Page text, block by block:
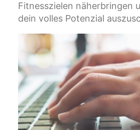
Fitnesszielen näherbringen
dein volles Potenzial